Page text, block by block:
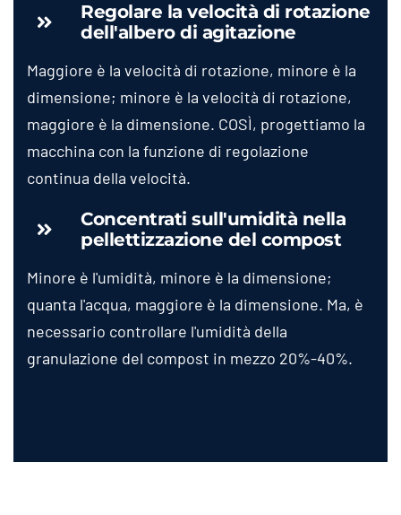
Regolare la velocità di rotazione
dell'albero di agitazione
Maggiore è la velocità di rotazione, minore è la
dimensione; minore è la velocità di rotazione,
maggiore è la dimensione. COSÌ, progettiamo la
macchina con la funzione di regolazione
continua della velocità.
Concentrati sull'umidità nella
pellettizzazione del compost
Minore è l'umidità, minore è la dimensione;
quanta l'acqua, maggiore è la dimensione. Ma, è
necessario controllare l'umidità della
granulazione del compost in mezzo 20%-40%.